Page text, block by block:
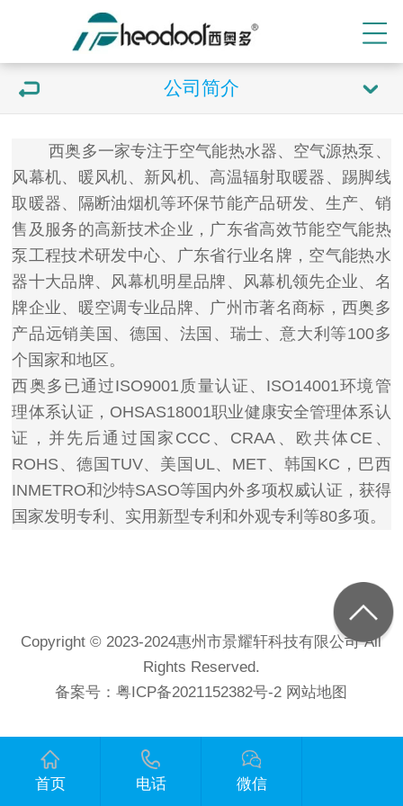
公司简介
西奥多一家专注于空气能热水器、 空气源热泵 、
风幕机、 暖风机、新风机、 高温辐射取暖器 、踢脚线
取暖器、
隔断油烟机等环保节能产品研发、生产、销
售及服务的高新技术企业，广东省高效节能空气能热
泵工程技术研发中心、广东省行业名牌， 空气能热水
器十大品牌、 风幕机明星品牌 、风幕机领先企业、名
牌企业、暖空调专业品牌、广州市著名商标，西奥多
产品远销美国、德国、法国、瑞士、意大利等100多
个国家和地区。
西奥多已通过ISO9001质量认证、ISO14001环境管
理体系认证，OHSAS18001职业健康安全管理体系认
证，并先后通过国家CCC、CRAA、欧共体CE、
ROHS、德国TUV、美国UL、MET、韩国KC，巴西
INMETRO和沙特SASO等国内外多项权威认证，获得
国家发明专利、实用新型专利和外观专利等80多项。
Copyright © 2023-2024惠州市景耀轩科技有限公司 All
Rights Reserved.
备案号：粤ICP备2021152382号-2 网站地图
首页 电话 微信